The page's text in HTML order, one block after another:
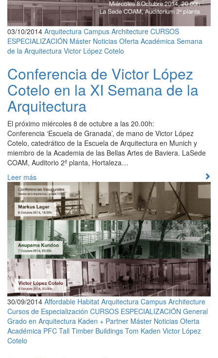
03/10/2014 Arquitectura Campus Architecture CURSOS
ESPECIALIZACIÓN Máster Noticias Oferta Académica Semana
de la Arquitectura Victor López Cotelo
Conferencia de Victor López
Cotelo en la XI Semana de la
Arquitectura
El próximo miércoles 8 de octubre a las 20.00h:
Conferencia ‘Escuela de Granada’, de mano de Victor López
Cotelo, catedrático de la Escuela de Arquitectura en Munich y
miembro de la Academia de las Bellas Artes de Baviera. LaSede
COAM, Auditorio 2º planta, Hortaleza…
Leer más
30/09/2014 Affordable Habitat Arquitectura Campus Architecture
Cursos de Especialización CURSOS ESPECIALIZACIÓN General
Grado en Arquitectura Kaden + Partner Máster Noticias Oferta
Académica PFC Tall Timber Buildings Tom Kaden Victor López
Cotelo